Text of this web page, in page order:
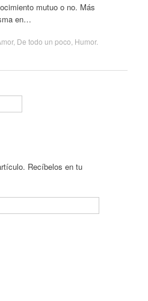
mutuo o no. Más
en…
, De todo un poco Humor.
Recíbelos en tu